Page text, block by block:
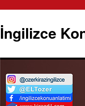
İngilizce